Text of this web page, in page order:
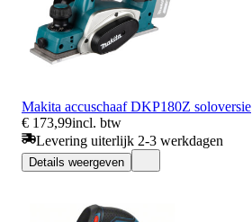
Makita accuschaaf DKP180Z soloversie
€ 173,99incl. btw
Levering uiterlijk 2-3 werkdagen
Details weergeven